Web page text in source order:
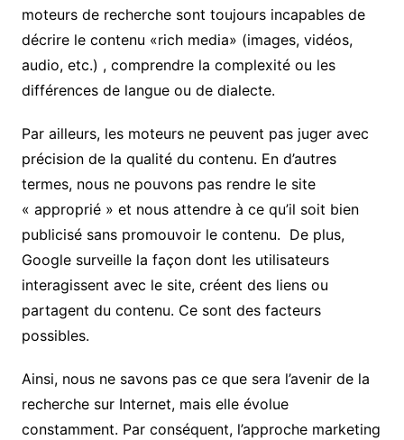
moteurs de recherche sont toujours incapables de
décrire le contenu «rich media» (images, vidéos,
audio, etc.) , comprendre la complexité ou les
différences de langue ou de dialecte.
Par ailleurs, les moteurs ne peuvent pas juger avec
précision de la qualité du contenu. En d’autres
termes, nous ne pouvons pas rendre le site
« approprié » et nous attendre à ce qu’il soit bien
publicisé sans promouvoir le contenu. De plus,
Google surveille la façon dont les utilisateurs
interagissent avec le site, créent des liens ou
partagent du contenu. Ce sont des facteurs
possibles.
Ainsi, nous ne savons pas ce que sera l’avenir de la
recherche sur Internet, mais elle évolue
constamment. Par conséquent, l’approche marketing